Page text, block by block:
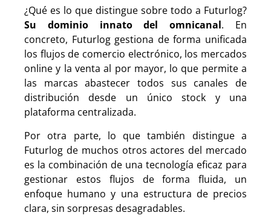
¿Qué es lo que distingue sobre todo a Futurlog?
Su dominio innato del omnicanal. En
concreto, Futurlog gestiona de forma unificada
los flujos de comercio electrónico, los mercados
online y la venta al por mayor, lo que permite a
las marcas abastecer todos sus canales de
distribución desde un único stock y una
plataforma centralizada.
Por otra parte, lo que también distingue a
Futurlog de muchos otros actores del mercado
es la combinación de una tecnología eficaz para
gestionar estos flujos de forma fluida, un
enfoque humano y una estructura de precios
clara, sin sorpresas desagradables.